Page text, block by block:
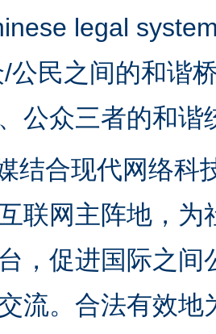
legal
公民之间的和谐
公众三者的和谐
结合现代网络科
联网主阵地，
，促进国际之
流。合法有效地